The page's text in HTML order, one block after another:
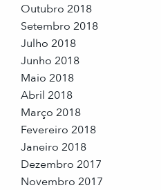
Outubro 2018
Setembro 2018
Julho 2018
Junho 2018
Maio 2018
Abril 2018
Março 2018
Fevereiro 2018
Janeiro 2018
Dezembro 2017
Novembro 2017